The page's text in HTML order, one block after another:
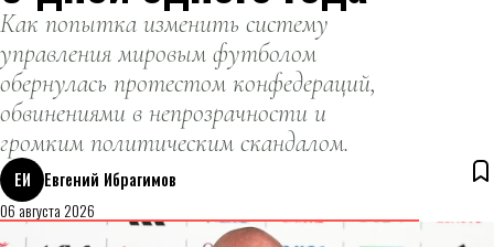
Как попытка изменить систему
управления мировым футболом
обернулась протестом конфедераций,
обвинениями в непрозрачности и
громким политическим скандалом.
ЕИ
Евгений Ибрагимов
06 августа 2026